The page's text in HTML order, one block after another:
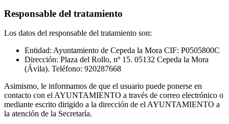
Responsable del tratamiento
Los datos del responsable del tratamiento son:
Entidad: Ayuntamiento de Cepeda la Mora CIF: P0505800C
Dirección: Plaza del Rollo, nº 15. 05132 Cepeda la Mora
(Ávila). Teléfono: 920287668
Asimismo, le informamos de que el usuario puede ponerse en
contacto con el AYUNTAMIENTO a través de correo electrónico o
mediante escrito dirigido a la dirección de el AYUNTAMIENTO a
la atención de la Secretaría.